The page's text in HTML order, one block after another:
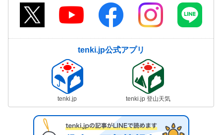
tenki.jp公式アプリ
tenki.jp tenki.jp 登山天気